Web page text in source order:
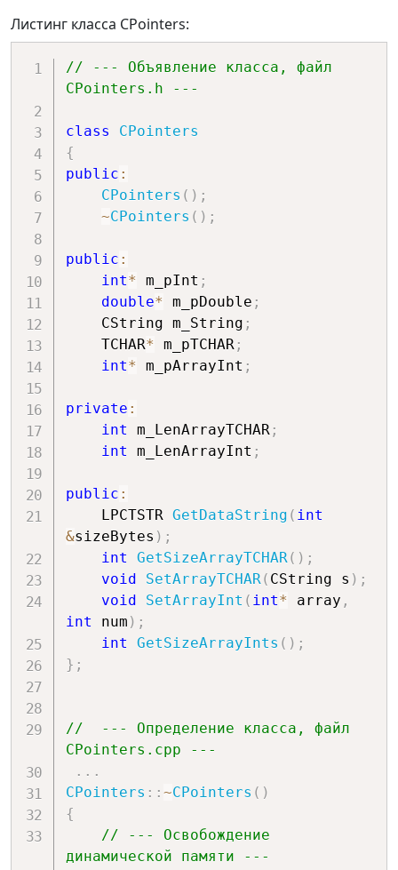
Листинг класса CPointers:
// --- Объявление класса, файл
CPointers.h ---
class
CPointers
{
public :
CPointers ( ) ;
~CPointers ( ) ;
public :
int* m_pInt ;
double* m_pDouble ;
    CString m_String
;
    TCHAR
* m_pTCHAR;
int* m_pArrayInt ;
private :
int m_LenArrayTCHAR;
int m_LenArrayInt ;
public :
    LPCTSTR
GetDataString ( int
&sizeBytes ) ;
int
GetSizeArrayTCHAR( ) ;
void
SetArrayTCHAR( CString s ) ;
void
SetArrayInt ( int* array ,
int num ) ;
int
GetSizeArrayInts ( ) ;
} ;
//  --- Определение класса, файл
CPointers.cpp ---
. . .
CPointers :: ~CPointers ( )
{
// --- Освобождение
динамической памяти ---